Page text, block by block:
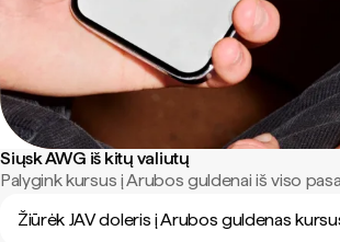
Siųsk AWG iš kitų valiutų
Palygink kursus į Arubos guldenai iš viso
Žiūrėk JAV doleris į Arubos guldenas